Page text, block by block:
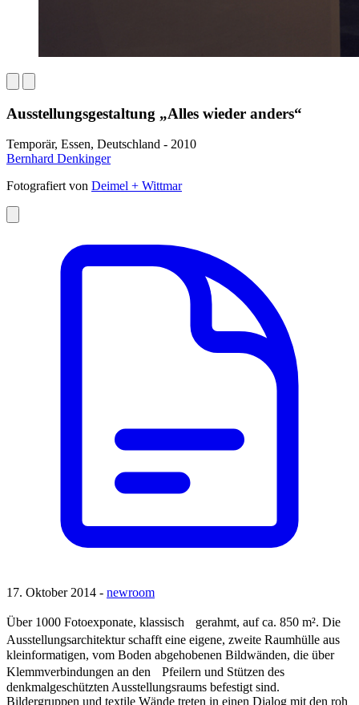
Ausstellungsgestaltung „Alles wieder anders“
Temporär, Essen, Deutschland - 2010
Bernhard Denkinger
Fotografiert von Deimel + Wittmar
17. Oktober 2014 - newroom
Über 1000 Fotoexponate, klassisch gerahmt, auf ca. 850 m². Die
Ausstellungsarchitektur schafft eine eigene, zweite Raumhülle aus
kleinformatigen, vom Boden abgehobenen Bildwänden, die über
Klemmverbindungen an den Pfeilern und Stützen des
denkmalgeschützten Ausstellungsraums befestigt sind.
Bildergruppen und textile Wände treten in einen Dialog mit den roh